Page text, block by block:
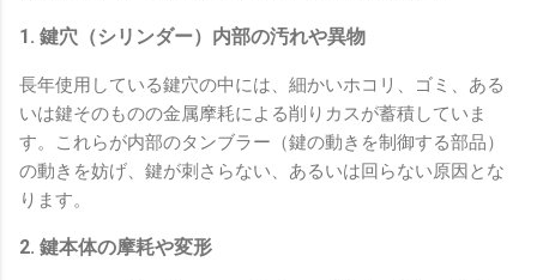
1. 鍵穴（シリンダー）内部の汚れや異物
長年使用している鍵穴の中には、細かいホコリ、ゴミ、ある
いは鍵そのものの金属摩耗による削りカスが蓄積していま
す。これらが内部のタンブラー（鍵の動きを制御する部品）
の動きを妨げ、鍵が刺さらない、あるいは回らない原因とな
ります。
2. 鍵本体の摩耗や変形